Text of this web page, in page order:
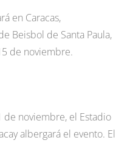
en Caracas,
Beisbol de Santa Paula,
de noviembre.
de noviembre, el Estadio
albergará el evento. El